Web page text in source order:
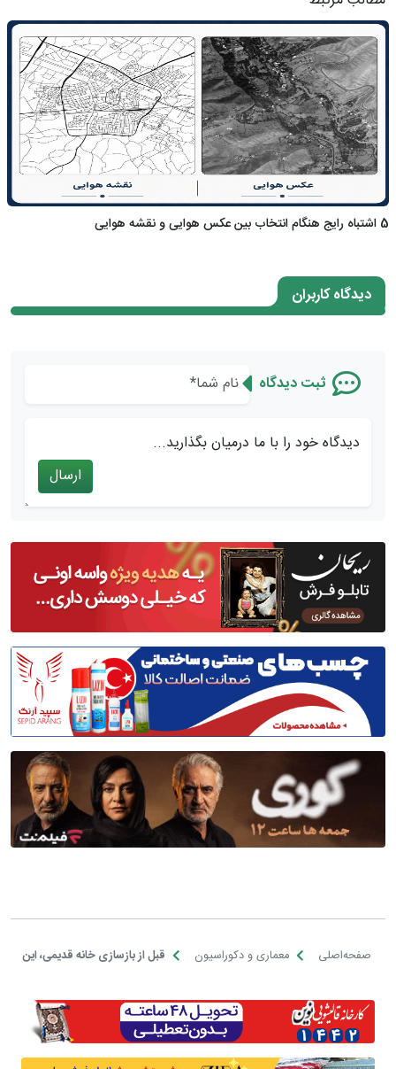
5 اشتباه رایج هنگام انتخاب بین عکس هوایی و نقشه هوایی
دیدگاه کاربران
ثبت دیدگاه
دیدگاه خود را با ما درمیان بگذارید...
ارسال